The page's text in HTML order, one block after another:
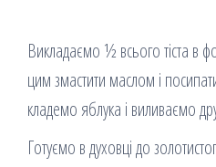
Викладаємо ½ всього тіста в
цим змастити маслом і
кладемо яблука і виливаємо
Готуємо в духовці до